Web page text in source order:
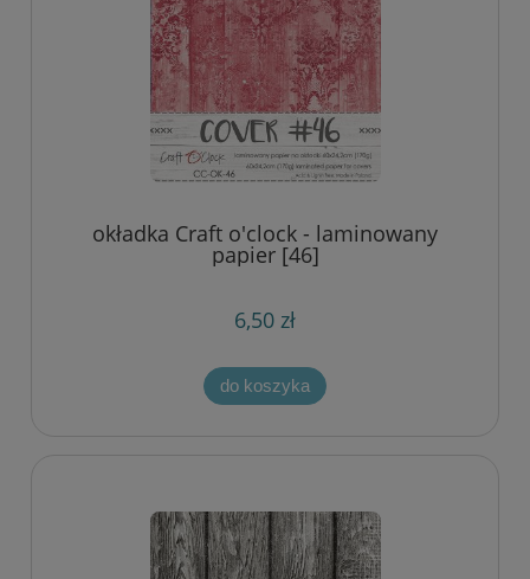
okładka Craft o'clock - laminowany
papier [46]
6,50 zł
do koszyka